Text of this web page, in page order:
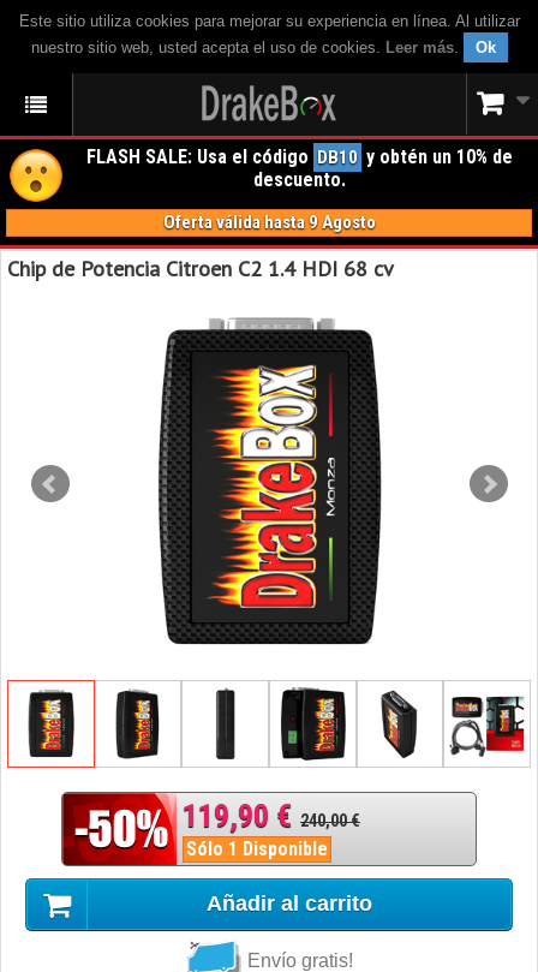
Este sitio utiliza cookies para mejorar su experiencia en línea. Al utilizar
nuestro sitio web, usted acepta el uso de cookies. Leer más. Ok
FLASH SALE: Usa el código DB10 y obtén un 10% de
descuento.
Oferta válida hasta 9 Agosto
Chip de Potencia Citroen C2 1.4 HDI 68 cv
119,90 € 240,00 €
Sólo 1 Disponible
Añadir al carrito
Envío gratis!